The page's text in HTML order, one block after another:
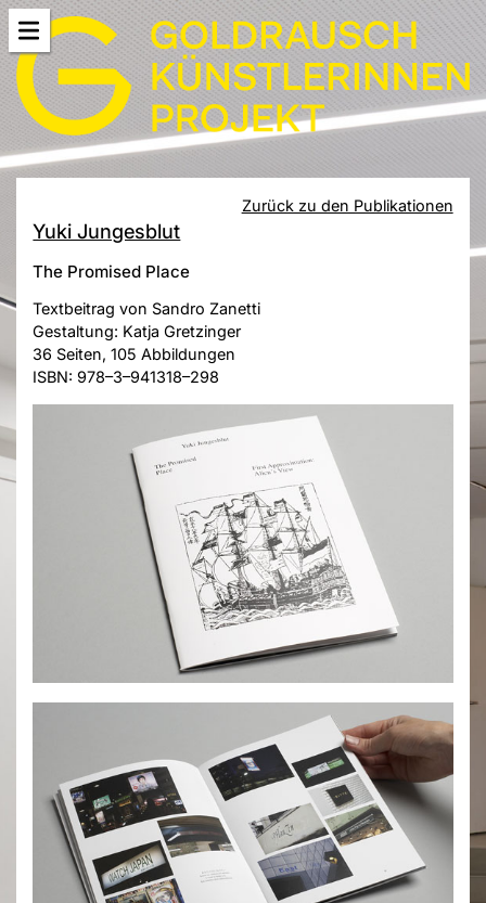
Zurück zu den Publikationen
Yuki Jungesblut
The Promised Place
Textbeitrag von Sandro Zanetti
Gestaltung: Katja Gretzinger
36 Seiten, 105 Abbildungen
ISBN: 978–3–941318–298